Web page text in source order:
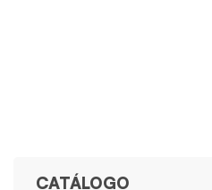
CATÁLOGO